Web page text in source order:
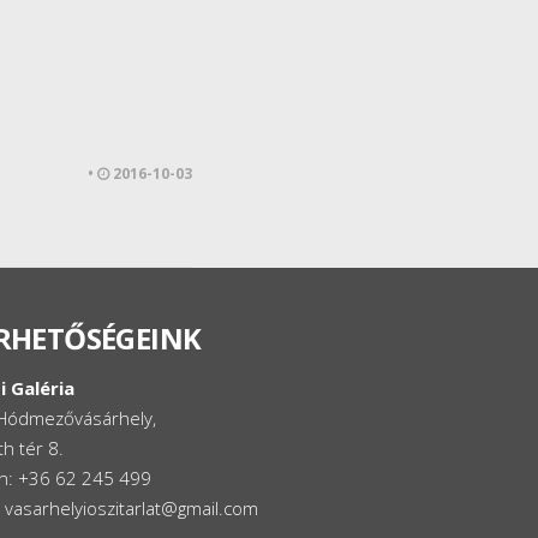
• 2016-10-03
Galéria
tér 8.
+36 62 245 499
vasarhelyioszitarlat@gmail.com